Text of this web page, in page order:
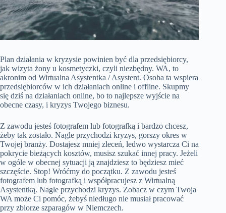
Plan działania w kryzysie powinien być dla przedsiębiorcy,
jak wizyta żony u kosmetyczki, czyli niezbędny. WA, to
akronim od Wirtualna Asystentka / Asystent. Osoba ta wspiera
przedsiębiorców w ich działaniach online i offline. Skupmy
się dziś na działaniach online, bo to najlepsze wyjście na
obecne czasy, i kryzys Twojego biznesu.
Z zawodu jesteś fotografem lub fotografką i bardzo chcesz,
żeby tak zostało. Nagle przychodzi kryzys, gorszy okres w
Twojej branży. Dostajesz mniej zleceń, ledwo wystarcza Ci na
pokrycie bieżących kosztów, musisz szukać innej pracy. Jeżeli
w ogóle w obecnej sytuacji ją znajdziesz to będziesz mieć
szczęście. Stop! Wróćmy do początku. Z zawodu jesteś
fotografem lub fotografką i współpracujesz z Wirtualną
Asystentką. Nagle przychodzi kryzys. Zobacz w czym Twoja
WA może Ci pomóc, żebyś niedługo nie musiał pracować
przy zbiorze szparagów w Niemczech.